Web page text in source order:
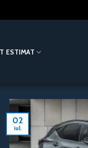
ESTIMAT
02
iul.